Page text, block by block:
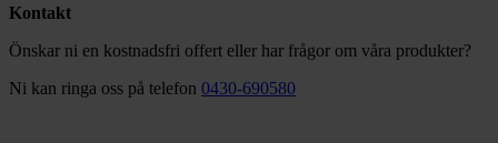
Kontakt
Önskar ni en kostnadsfri offert eller har frågor om våra produkter?
Ni kan ringa oss på telefon 0430-690580